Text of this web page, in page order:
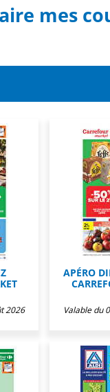
mes
2026
APÉRO
Valable du